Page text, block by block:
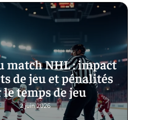
match NHL : impact
de jeu et pénalités
le temps de jeu
2 juin 2026